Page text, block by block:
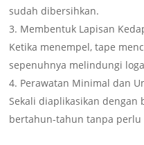
sudah dibersihkan.
Membentuk Lapisan
Ketika menempel, tape
sepenuhnya melindungi
Perawatan Minimal dan
Sekali diaplikasikan
bertahun-tahun tanpa perlu